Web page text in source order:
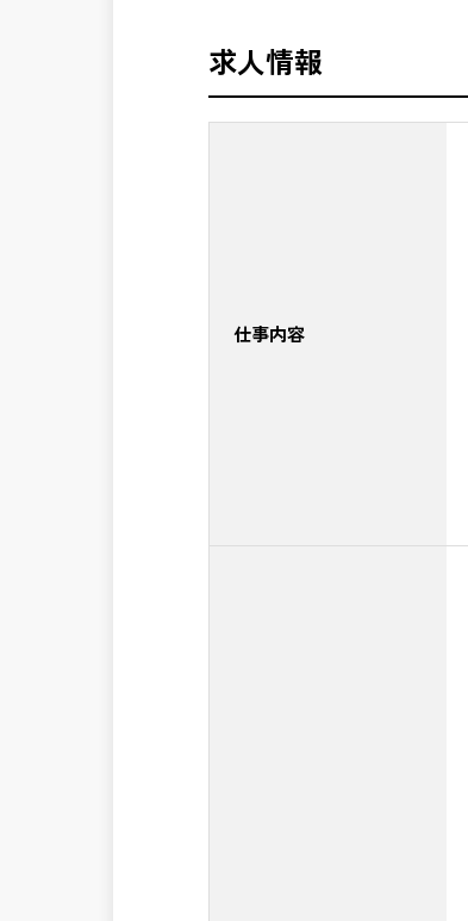
■勤務地について、ご希望のあ
（東北地方、関東地方、中部地
■発注者支援業務＜希望する業
・NEXCO（ネクスコ）施工管
・NEXCO（ネクスコ）点検業
・道路許認可審査・適正化指
・建設プロジェクト・マネジ
求人情報
仕事内容